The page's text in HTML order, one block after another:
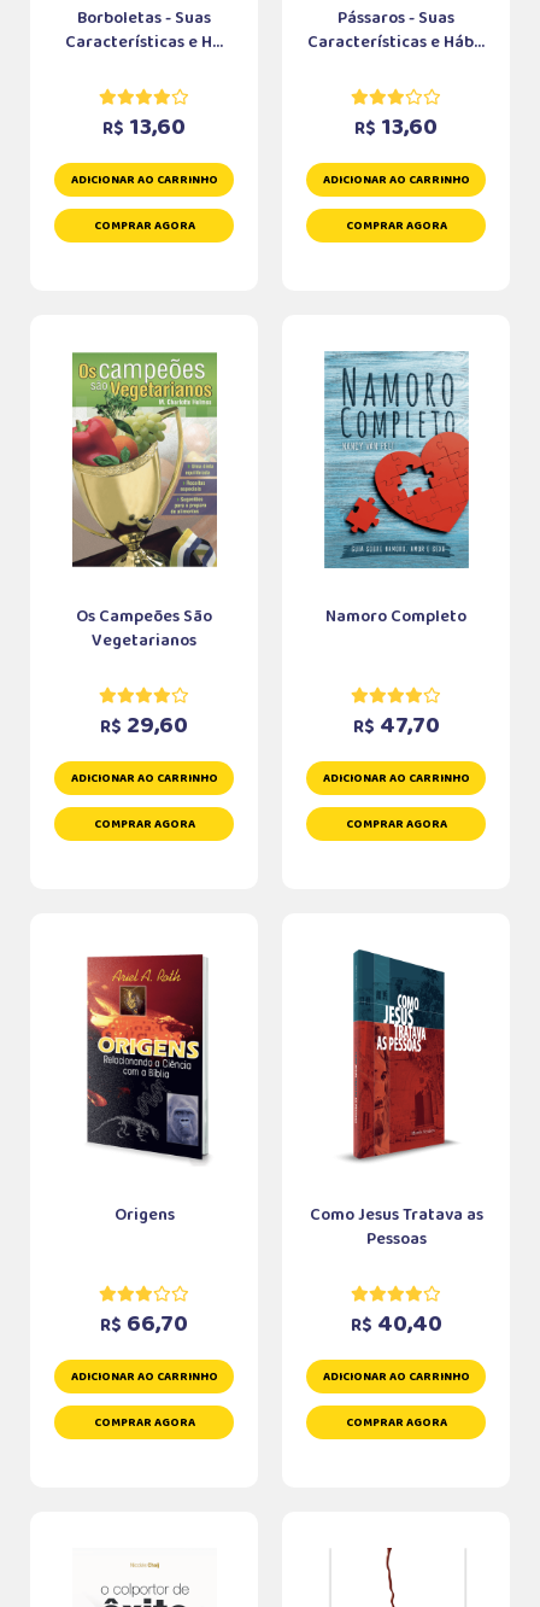
Borboletas - Suas
Características e H...
R$ 13,60
ADICIONAR AO CARRINHO
COMPRAR AGORA
Pássaros - Suas
Características e Háb...
R$ 13,60
ADICIONAR AO CARRINHO
COMPRAR AGORA
Os Campeões São
Vegetarianos
R$ 29,60
ADICIONAR AO CARRINHO
COMPRAR AGORA
Namoro Completo
R$ 47,70
ADICIONAR AO CARRINHO
COMPRAR AGORA
Origens
R$ 66,70
ADICIONAR AO CARRINHO
COMPRAR AGORA
Como Jesus Tratava as
Pessoas
R$ 40,40
ADICIONAR AO CARRINHO
COMPRAR AGORA